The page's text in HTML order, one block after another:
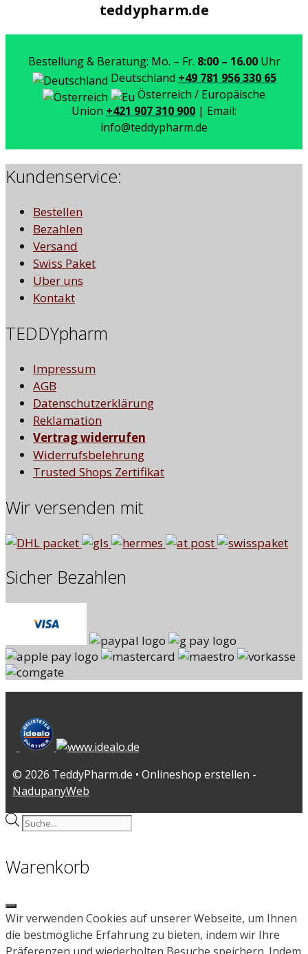
teddypharm.de
Bestellung & Beratung: Mo. – Fr. 8:00 – 16.00Uhr
Deutschland +49 781 956 330 65
Österreich / Europäische
Union +421 907 310 900 | Email:
info@teddypharm.de
Kundenservice:
Bestellen
Bezahlen
Versand
Swiss Paket
Über uns
Kontakt
TEDDYpharm
Impressum
AGB
Datenschutzerklärung
Reklamation
Vertrag widerrufen
Widerrufsbelehrung
Trusted Shops Zertifikat
Wir versenden mit
Sicher Bezahlen
© 2026 TeddyPharm.de • Onlineshop erstellen -
NadupanyWeb
Products
Warenkorb
Close
Wir verwenden Cookies auf unserer Webseite, um Ihnen
die bestmögliche Erfahrung zu bieten, indem wir Ihre